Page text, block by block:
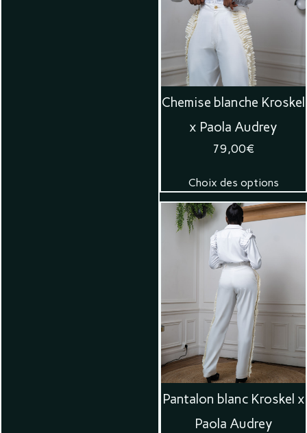
Chemise blanche Kroskel
x Paola Audrey
79,00€
Choix des options
Pantalon blanc Kroskel x
Paola Audrey